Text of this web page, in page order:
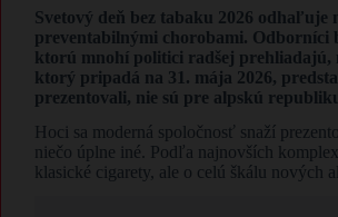
Svetový deň bez tabaku 2026
preventabilnými chorobami. Odborníci
ktorú mnohí politici radšej prehliadajú,
ktorý pripadá na 31. mája 2026,
prezentovali, nie sú pre alpskú
Hoci sa moderná spoločnosť snaží
niečo úplne iné. Podľa najnovších
klasické cigarety, ale o celú škálu nových